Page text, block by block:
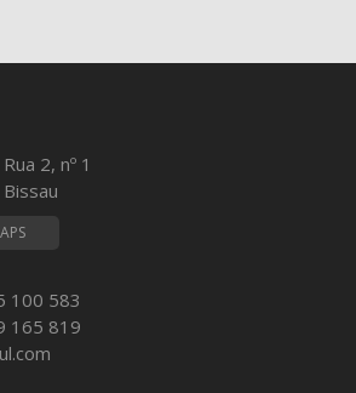
2, nº 1
100 583
165 819